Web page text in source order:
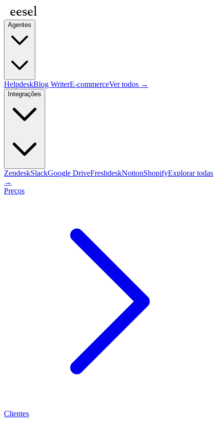
Agentes
HelpdeskBlog WriterE-commerceVer todos →
Integrações
ZendeskSlackGoogle DriveFreshdeskNotionShopifyExplorar todas
→
Preços
Clientes